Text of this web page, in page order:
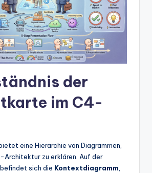
der
im C4-
eine Hierarchie von Diagrammen,
Architektur zu erklären. Auf der
sich die Kontextdiagramm